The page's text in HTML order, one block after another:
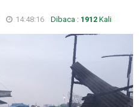
14:48:16 Dibaca : 1912 Kali